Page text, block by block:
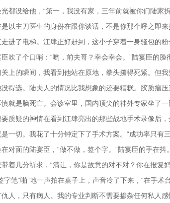
都没给他，“第一，我没有家，三年前就被你们陆家
以主刀医生的身份在跟你谈话，不是你那个呼之即来
进了电梯。江肆正好赶到，这小子穿着一身骚包的
吹了个口哨：“哟，前夫哥？幸会幸会。”陆宴臣的脸
关上的瞬间，我看到他站在原地，拳头攥得死紧。但我
没得选。陆夫人的情况比我想象的还要糟糕。胶质瘤压
就是脑死亡。会诊室里，国内顶尖的神外专家坐了一
要质疑的神情在看到江肆亮出的那些战地手术录像后
一切。我花了十分钟定下了手术方案。“成功率只有
对面的陆宴臣，“做不做，签个字。”陆宴臣的手在抖
带着几分祈求，“清让，你是故意的对不对？你在报复
字笔“啪”地一声拍在桌子上，声音冷了下来，“在手术
人，只有病人。我的专业判断不需要掺杂任何私人感